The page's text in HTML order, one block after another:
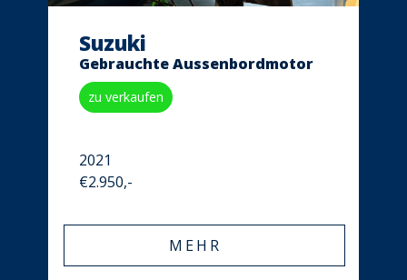
Suzuki
Gebrauchte Aussenbordmotor
zu verkaufen
2021
€2.950,-
MEHR